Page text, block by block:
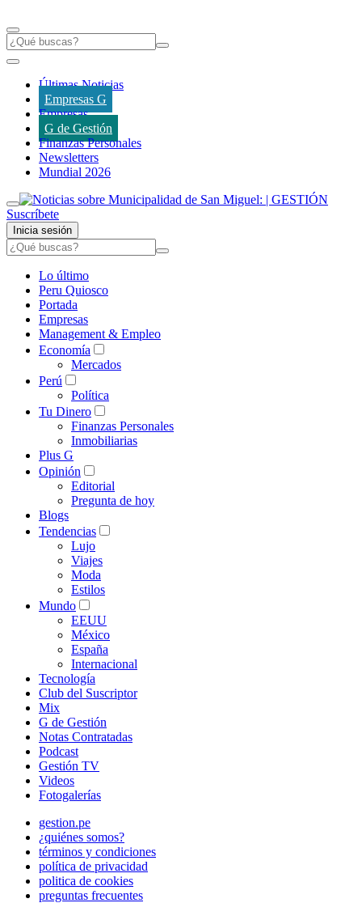
Últimas Noticias
Empresas G
Empresas
G de Gestión
Finanzas Personales
Newsletters
Mundial 2026
Suscríbete
Inicia sesión
Lo último
Peru Quiosco
Portada
Empresas
Management & Empleo
Economía
Mercados
Perú
Política
Tu Dinero
Finanzas Personales
Inmobiliarias
Plus G
Opinión
Editorial
Pregunta de hoy
Blogs
Tendencias
Lujo
Viajes
Moda
Estilos
Mundo
EEUU
México
España
Internacional
Tecnología
Club del Suscriptor
Mix
G de Gestión
Notas Contratadas
Podcast
Gestión TV
Videos
Fotogalerías
gestion.pe
¿quiénes somos?
términos y condiciones
política de privacidad
politica de cookies
preguntas frecuentes